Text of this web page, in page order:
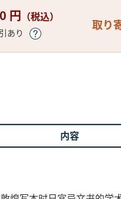
円 （税込）
あり
取り
内容